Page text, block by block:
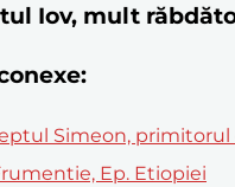
Iov, mult
Simeon,
Ep. Etiopiei